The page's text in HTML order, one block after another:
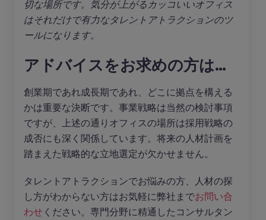
切な場所です。気分が上がるカッコいいオフィス
はそれだけで有力なタレントアトラクションのツ
ールになります。
アドバイスをお求めの方は…
創業期であれ成長期であれ、どこに拠点を構える
かは重要な決断です。事業戦略は当然の検討事項
ですが、上述の通りオフィスの場所は採用戦略の
成否にも深く関係しています。将来の人材計画を
踏まえた戦略的な立地選定が欠かせません。
タレントアトラクションでお悩みの方、人材の探
し方がわからない方はお気軽に弊社までお問い合
わせ ください。専門分野に精通したコンサルタン